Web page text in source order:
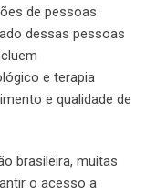
de pessoas
dessas pessoas
e terapia
e qualidade de
brasileira, muitas
o acesso a